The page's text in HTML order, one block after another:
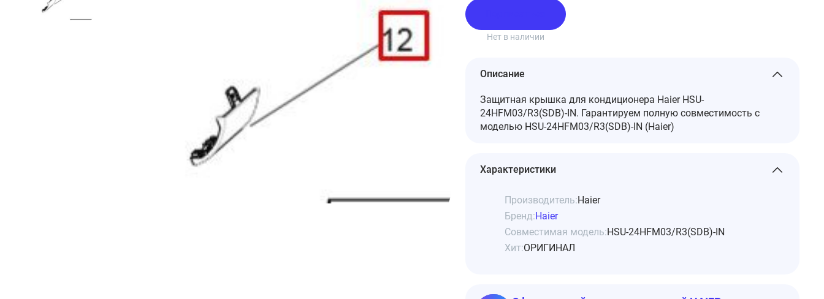
Нет в наличии
Описание
Защитная крышка для кондиционера Haier HSU-
24HFM03/R3(SDB)-IN. Гарантируем полную совместимость с
моделью HSU-24HFM03/R3(SDB)-IN (Haier)
Характеристики
Производитель:Haier
Бренд:Haier
Совместимая модель:HSU-24HFM03/R3(SDB)-IN
Хит:ОРИГИНАЛ